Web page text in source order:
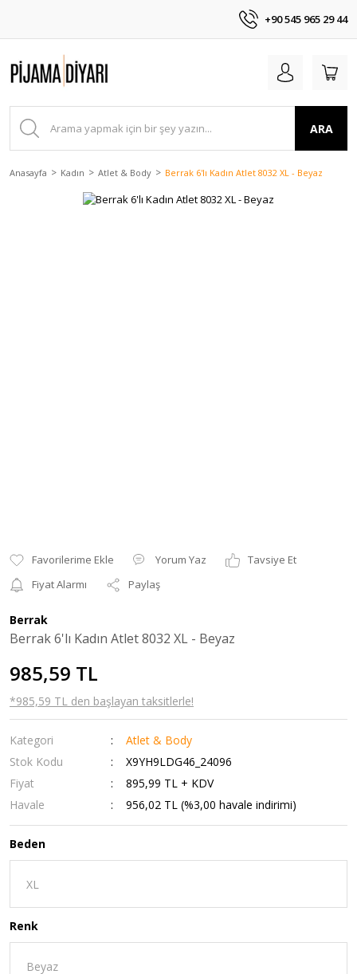
+90 545 965 29 44
ARA
Anasayfa Kadın Atlet & Body Berrak 6'lı Kadın Atlet 8032 XL - Beyaz
Yorum Yaz
Tavsiye Et
Fiyat Alarmı
Paylaş
Berrak
Berrak 6'lı Kadın Atlet 8032 XL - Beyaz
985,59 TL
*985,59 TL den başlayan taksitlerle!
Kategori
Atlet & Body
Stok Kodu
X9YH9LDG46_24096
Fiyat
895,99 TL + KDV
Havale
956,02 TL (%3,00 havale indirimi)
Beden
Renk